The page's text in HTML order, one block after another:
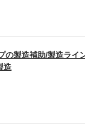
の製造補助/製造ラ
造